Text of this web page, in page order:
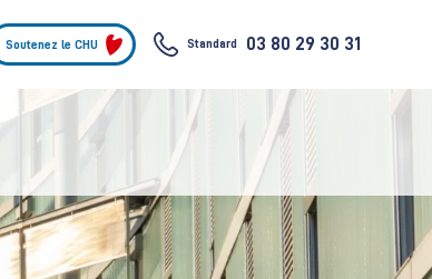
Soutenez le CHU Standard 03 80 29 30 31